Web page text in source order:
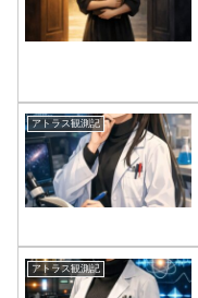
アトラス観測記
アトラス観測記